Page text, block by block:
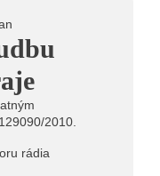
scéna na festivalu
2010.